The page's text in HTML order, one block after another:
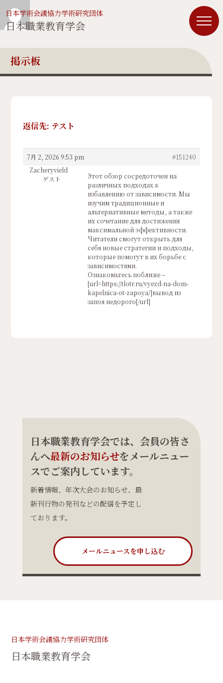
日本学術会議協力学術研究団体
日本職業教育学会
掲示板
返信先: テスト
7月 2, 2026 9:53 pm
#151240
Zacheryvield
ゲスト
Этот обзор сосредоточен на
различных подходах к
избавлению от зависимости. Мы
изучим традиционные и
альтернативные методы, а также
их сочетание для достижения
максимальной эффективности.
Читатели смогут открыть для
себя новые стратегии и подходы,
которые помогут в их борьбе с
зависимостями.
Ознакомьтесь поближе –
[url=https://tlotr.ru/vyezd-na-dom-
kapelnica-ot-zapoya/]вывод из
запоя недорого[/url]
日本職業教育学会では、会員の皆さ
んへ最新のお知らせをメールニュー
スでご案内しています。
新着情報、年次大会のお知らせ、最
新刊行物の発刊などの配信を予定し
ております。
メールニュースを申し込む
日本学術会議協力学術研究団体
日本職業教育学会